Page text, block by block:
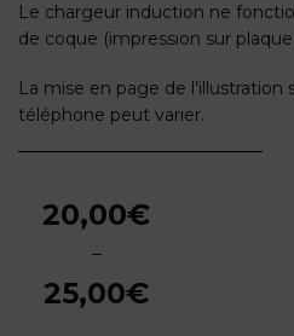
Le chargeur induction ne
de coque (impression sur
La mise en page de
téléphone peut varier.
20,00€
–
25,00€